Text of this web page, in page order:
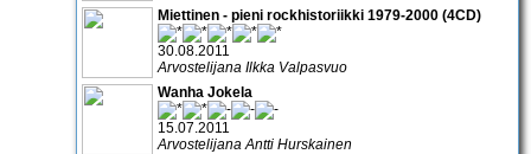
Miettinen - pieni rockhistoriikki 1979-2000 (4CD)
30.08.2011
Arvostelijana Ilkka Valpasvuo
Wanha Jokela
15.07.2011
Arvostelijana Antti Hurskainen